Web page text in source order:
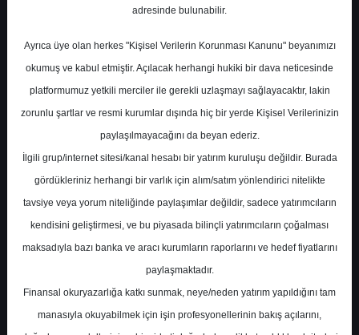
0 3
En Yüksek Tahmin
Ortalama Fiyat Tahmini
Ortalama Getiri Potansiyeli %-100.00
adresinde bulunabilir.
Ayrıca üye olan herkes "Kişisel Verilerin Korunması Kanunu" beyanımızı
okumuş ve kabul etmiştir. Açılacak herhangi hukiki bir dava neticesinde
platformumuz yetkili merciler ile gerekli uzlaşmayı sağlayacaktır, lakin
zorunlu şartlar ve resmi kurumlar dışında hiç bir yerde Kişisel Verilerinizin
paylaşılmayacağını da beyan ederiz.
İlgili grup/internet sitesi/kanal hesabı bir yatırım kuruluşu değildir. Burada
gördükleriniz herhangi bir varlık için alım/satım yönlendirici nitelikte
tavsiye veya yorum niteliğinde paylaşımlar değildir, sadece yatırımcıların
kendisini geliştirmesi, ve bu piyasada bilinçli yatırımcıların çoğalması
maksadıyla bazı banka ve aracı kurumların raporlarını ve hedef fiyatlarını
paylaşmaktadır.
Finansal okuryazarlığa katkı sunmak, neye/neden yatırım yapıldığını tam
manasıyla okuyabilmek için işin profesyonellerinin bakış açılarını,